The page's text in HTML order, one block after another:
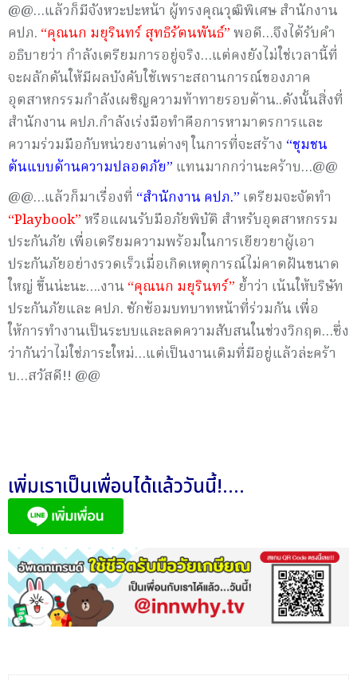
@@…แล้วก็มีจังหวะปะหน้า ผู้ทรงคุณวุฒิพิเศษ สำนักงาน
คปภ. “คุณนก มยุรินทร์ สุทธิรัตนพันธ์”พอดี…จึงได้รับคำ
อธิบายว่า กำลังเตรียมการอยู่จริง…แต่คงยังไม่ใช่เวลานี้ที่
จะผลักดันให้มีผลบังคับใช้เพราะสถานการณ์ของภาค
อุตสาหกรรมกำลังเผชิญความท้าทายรอบด้าน..ดังนั้นสิ่งที่
สำนักงาน คปภ.กำลังเร่งมือทำคือการหามาตรการและ
ความร่วมมือกับหน่วยงานต่างๆ ในการที่จะสร้าง “ชุมชน
ต้นแบบด้านความปลอดภัย” แทนมากกว่านะคร้าบ…@@
@@…แล้วก็มาเรื่องที่ “สำนักงาน คปภ.” เตรียมจะจัดทำ
“Playbook”หรือแผนรับมือภัยพิบัติ สำหรับอุตสาหกรรม
ประกันภัย เพื่อเตรียมความพร้อมในการเยียวยาผู้เอา
ประกันภัยอย่างรวดเร็วเมื่อเกิดเหตุการณ์ไม่คาดฝันขนาด
ใหญ่ ขึ้นน่ะนะ….งาน “คุณนก มยุรินทร์” ย้ำว่า เน้นให้บริษัท
ประกันภัยและ คปภ. ซักซ้อมบทบาทหน้าที่ร่วมกัน เพื่อ
ให้การทำงานเป็นระบบและลดความสับสนในช่วงวิกฤต…ซึ่ง
ว่ากันว่าไม่ใช่ภาระใหม่…แต่เป็นงานเดิมที่มีอยู่แล้วล่ะคร้า
บ…สวัสดี!! @@
เพิ่มเราเป็นเพื่อนได้แล้ววันนี้!....